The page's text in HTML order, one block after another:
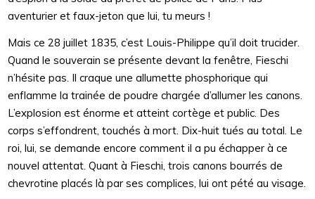
aventurier et faux-jeton que lui, tu meurs !
Mais ce 28 juillet 1835, c’est Louis-Philippe qu’il doit trucider.
Quand le souverain se présente devant la fenêtre, Fieschi
n’hésite pas. Il craque une allumette phosphorique qui
enflamme la trainée de poudre chargée d’allumer les canons.
L’explosion est énorme et atteint cortège et public. Des
corps s’effondrent, touchés à mort. Dix-huit tués au total. Le
roi, lui, se demande encore comment il a pu échapper à ce
nouvel attentat. Quant à Fieschi, trois canons bourrés de
chevrotine placés là par ses complices, lui ont pété au visage.